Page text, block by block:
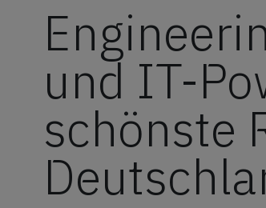
und IT-
schönste